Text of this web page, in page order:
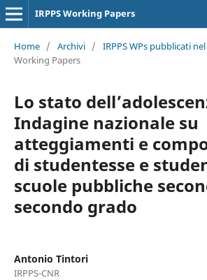
IRPPS Working Papers
Home / Archivi / IRPPS WPs pubblicati
Working Papers
Lo stato
Indagine nazionale su
atteggiamenti e
di studentesse e
scuole pubbliche
secondo grado
Antonio Tintori
IRPPS-CNR